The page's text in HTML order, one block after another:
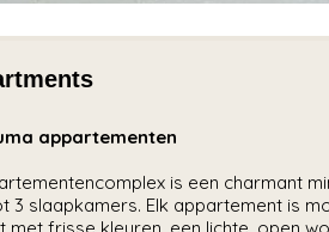
appartementen
is een charmant
3 slaapkamers. Elk appartement is
met frisse kleuren, een lichte, open